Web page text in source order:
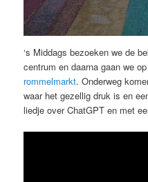
‘s Middags bezoeken we de
centrum en daarna gaan we
rommelmarkt. Onderweg
waar het gezellig druk is en
liedje over ChatGPT en met